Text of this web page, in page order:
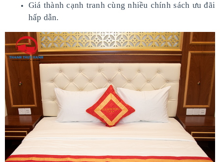
Giá thành cạnh tranh cùng nhiều chính sách ưu đãi
hấp dẫn.